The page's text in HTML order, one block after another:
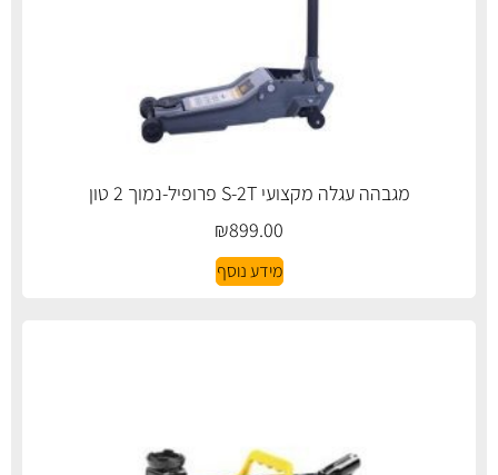
מגבהה עגלה מקצועי S-2T פרופיל-נמוך 2 טון
₪899.00
מידע נוסף